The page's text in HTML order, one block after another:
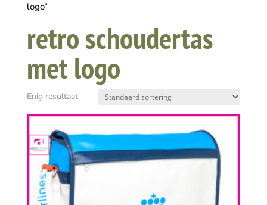
logo”
retro schoudertas
met logo
Enig resultaat